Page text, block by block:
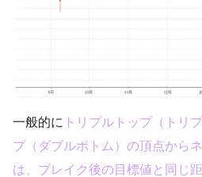
一般的に トリプルトップ（トリ
プ（ダブルボトム）の頂点から
は、ブレイク後の目標値と同じ